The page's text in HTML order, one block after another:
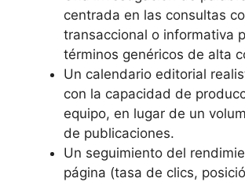
centrada en las consultas
transaccional o informativa
términos genéricos de alta
Un calendario editorial
con la capacidad de
equipo, en lugar de un
de publicaciones.
Un seguimiento del
página (tasa de clics,